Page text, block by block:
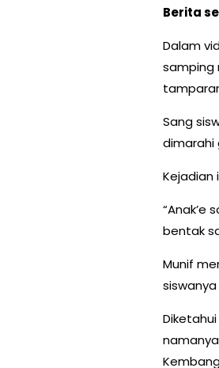
Berita
Dalam
samping
Sang
dimarahi
Kejadian
“Anak’e
bentak
Munif